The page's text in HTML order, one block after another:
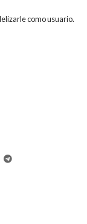
como usuario.